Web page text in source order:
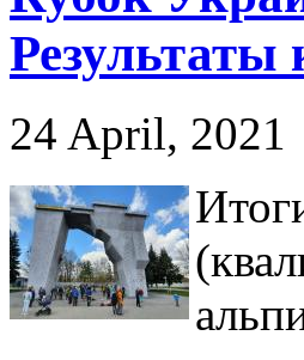
24 April, 2021